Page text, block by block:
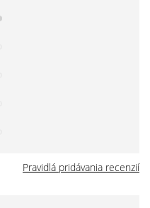
Pravidlá pridávania recenzií